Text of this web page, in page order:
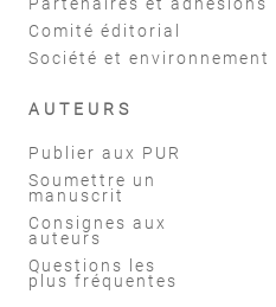
Comité éditorial
Société et environnement
AUTEURS
Publier aux PUR
Soumettre un
manuscrit
Consignes aux
auteurs
Questions les
plus fréquentes